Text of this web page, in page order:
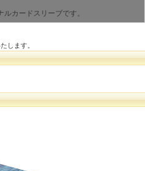
カードスリーブです。
します。